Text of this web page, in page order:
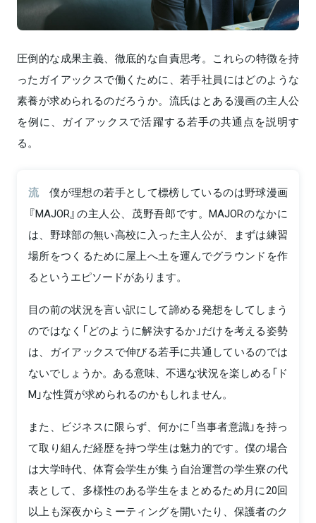
圧倒的な成果主義、徹底的な自責思考。これらの特徴を持
ったガイアックスで働くために、若手社員にはどのような
素養が求められるのだろうか。流氏はとある漫画の主人公
を例に、ガイアックスで活躍する若手の共通点を説明す
る。
流
僕が理想の若手として標榜しているのは野球漫画
『MAJOR』の主人公、茂野吾郎です。MAJORのなかに
は、野球部の無い高校に入った主人公が、まずは練習
場所をつくるために屋上へ土を運んでグラウンドを作
るというエピソードがあります。
目の前の状況を言い訳にして諦める発想をしてしまう
のではなく「どのように解決するか」だけを考える姿勢
は、ガイアックスで伸びる若手に共通しているのでは
ないでしょうか。ある意味、不遇な状況を楽しめる「ド
M」な性質が求められるのかもしれません。
また、ビジネスに限らず、何かに「当事者意識」を持っ
て取り組んだ経歴を持つ学生は魅力的です。僕の場合
は大学時代、体育会学生が集う自治運営の学生寮の代
表として、多様性のある学生をまとめるため月に20回
以上も深夜からミーティングを開いたり、保護者のク